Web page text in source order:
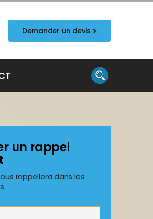
Demander un devis
un rappel
rappellera dans les